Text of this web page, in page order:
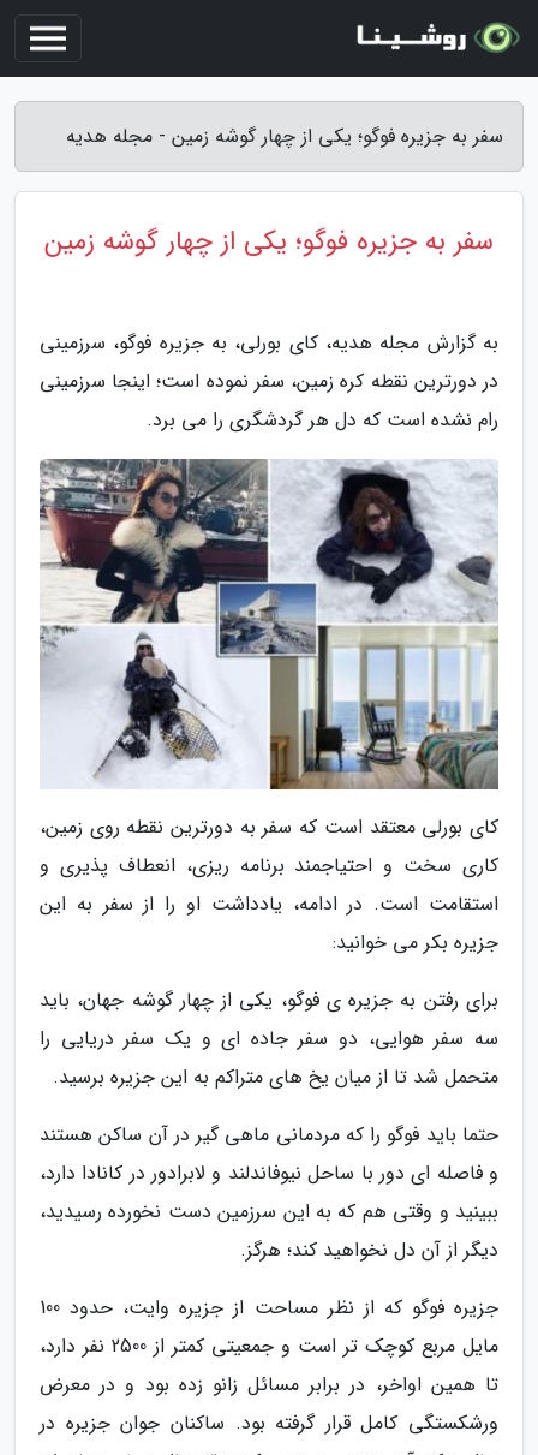
سفر به جزیره فوگو؛ یکی از چهار گوشه زمین - مجله هدیه
سفر به جزیره فوگو؛ یکی از چهار گوشه زمین
به گزارش مجله هدیه، کای بورلی، به جزیره فوگو، سرزمینی
در دورترین نقطه کره زمین، سفر نموده است؛ اینجا سرزمینی
رام نشده است که دل هر گردشگری را می برد.
کای بورلی معتقد است که سفر به دورترین نقطه روی زمین،
کاری سخت و احتیاجمند برنامه ریزی، انعطاف پذیری و
استقامت است. در ادامه، یادداشت او را از سفر به این
جزیره بکر می خوانید:
برای رفتن به جزیره ی فوگو، یکی از چهار گوشه جهان، باید
سه سفر هوایی، دو سفر جاده ای و یک سفر دریایی را
متحمل شد تا از میان یخ های متراکم به این جزیره برسید.
حتما باید فوگو را که مردمانی ماهی گیر در آن ساکن هستند
و فاصله ای دور با ساحل نیوفاندلند و لابرادور در کانادا دارد،
ببینید و وقتی هم که به این سرزمین دست نخورده رسیدید،
دیگر از آن دل نخواهید کند؛ هرگز.
جزیره فوگو که از نظر مساحت از جزیره وایت، حدود 100
مایل مربع کوچک تر است و جمعیتی کمتر از 2500 نفر دارد،
تا همین اواخر، در برابر مسائل زانو زده بود و در معرض
ورشکستگی کامل قرار گرفته بود. ساکنان جوان جزیره در